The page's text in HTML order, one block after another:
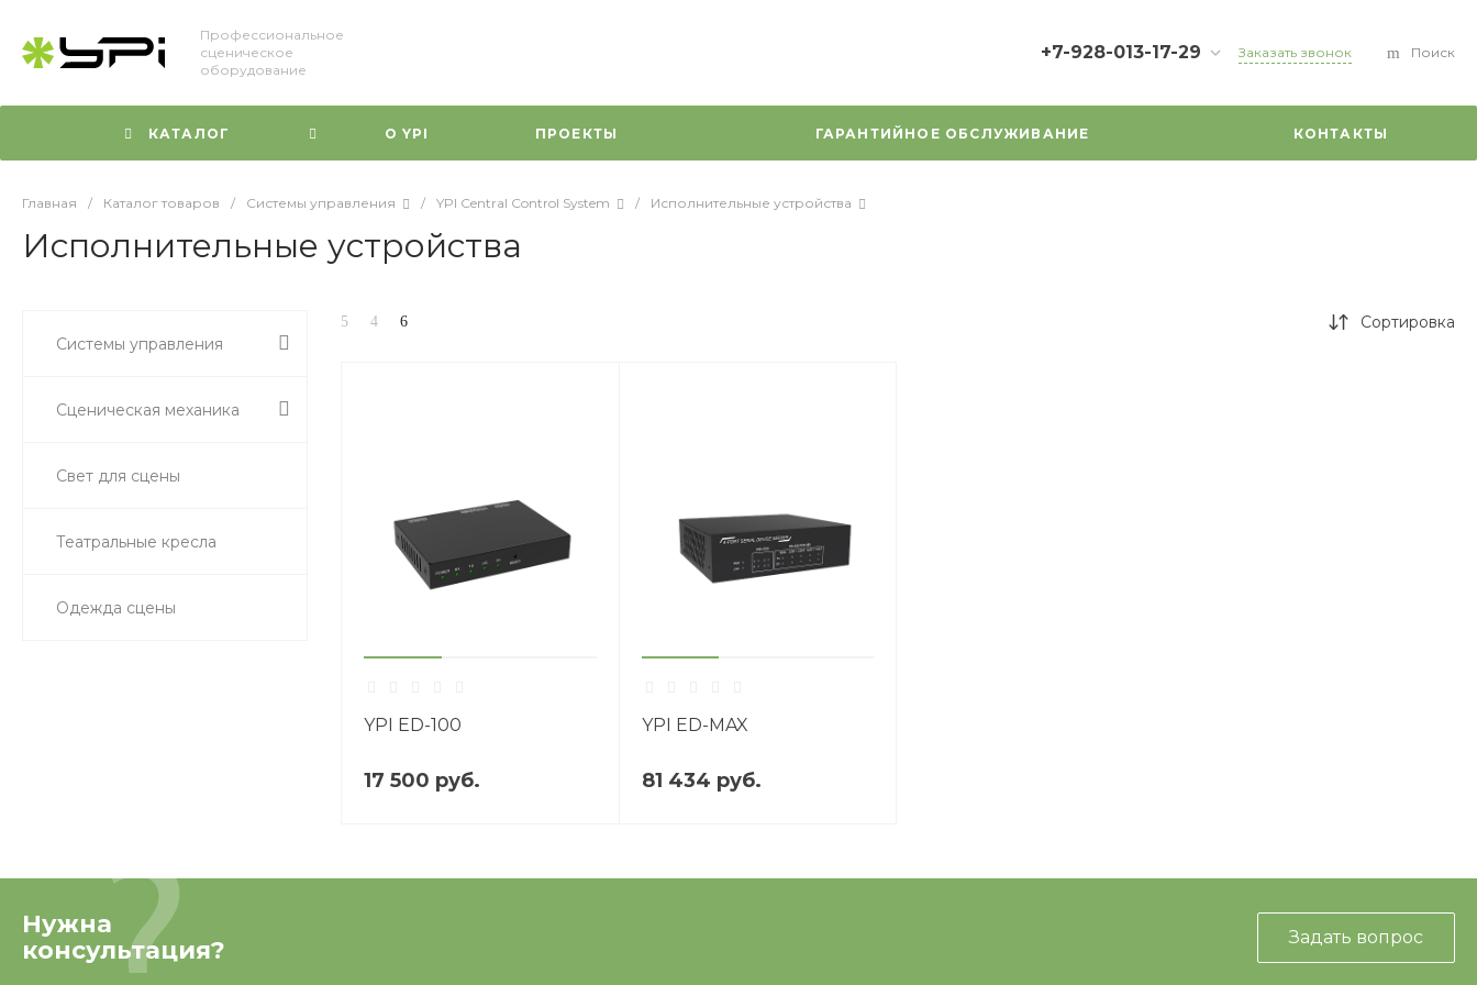
Профессиональное
сценическое
оборудование
+7-928-013-17-29
+7-928-013-17-29
г. Ростов-на-Дону, ул.
11/43
Заказать звонок Поиск
КАТАЛОГ О YPI ПРОЕКТЫ ГАРАНТИЙНОЕ ОБСЛУЖИВАНИЕ КОНТАКТЫ
Главная / Каталог товаров / Системы управления / YPI Central Control System / Исполнительные устройства
Исполнительные устройства
Системы управления
Сценическая механика
Свет для сцены
Театральные кресла
Одежда сцены
Сортировка
YPI ED-100
17 500 руб.
YPI ED-MAX
81 434 руб.
Нужна
консультация?
Задать вопрос